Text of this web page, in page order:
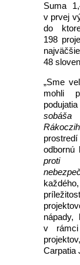
Suma
v prvej
do
198
48
„Sme
mohli
odbornú
proti
v
Carpatia